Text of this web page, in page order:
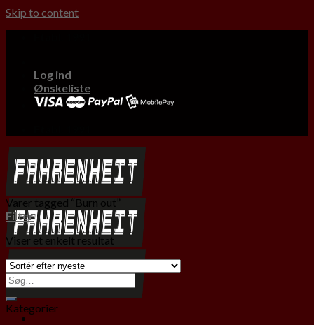
Skip to content
Log ind
Ønskeliste
Varer tagged “Burn out”
Filter
Viser et enkelt resultat
Kategorier